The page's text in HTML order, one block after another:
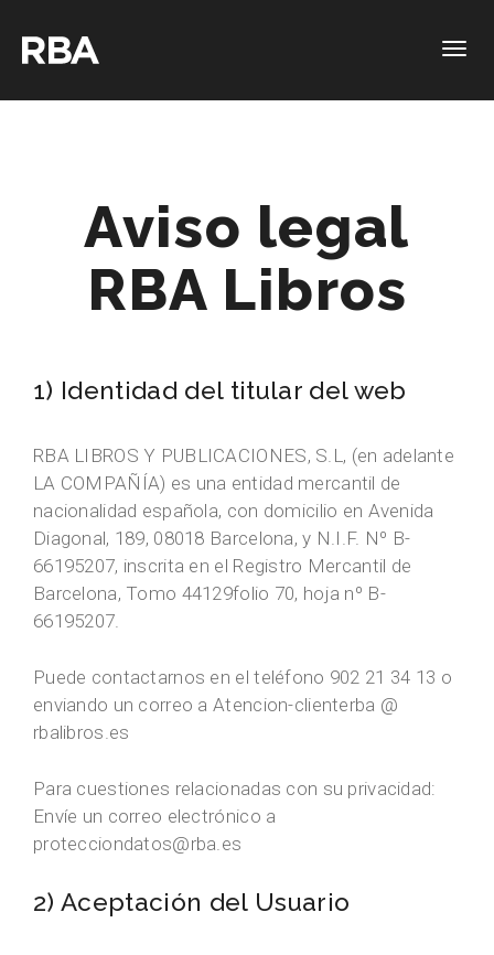
Aviso legal
RBA Libros
1) Identidad del titular del web
RBA LIBROS Y PUBLICACIONES, S.L, (en adelante
LA COMPAÑÍA) es una entidad mercantil de
nacionalidad española, con domicilio en Avenida
Diagonal, 189, 08018 Barcelona, y N.I.F. Nº B-
66195207, inscrita en el Registro Mercantil de
Barcelona, Tomo 44129folio 70, hoja nº B-
66195207.
Puede contactarnos en el teléfono 902 21 34 13 o
enviando un correo a Atencion-clienterba @
rbalibros.es
Para cuestiones relacionadas con su privacidad:
Envíe un correo electrónico a
protecciondatos@rba.es
2) Aceptación del Usuario